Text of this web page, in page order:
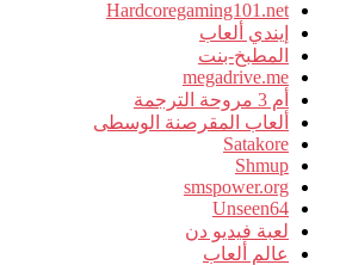
Hardcoregaming101.net
إيندي ألعاب
المطبخ-بنت
megadrive.me
أم 3 مروحة الترجمة
ألعاب المقرصنة الوسطى
Satakore
Shmup
smspower.org
Unseen64
لعبة فيديو دن
عالم ألعاب